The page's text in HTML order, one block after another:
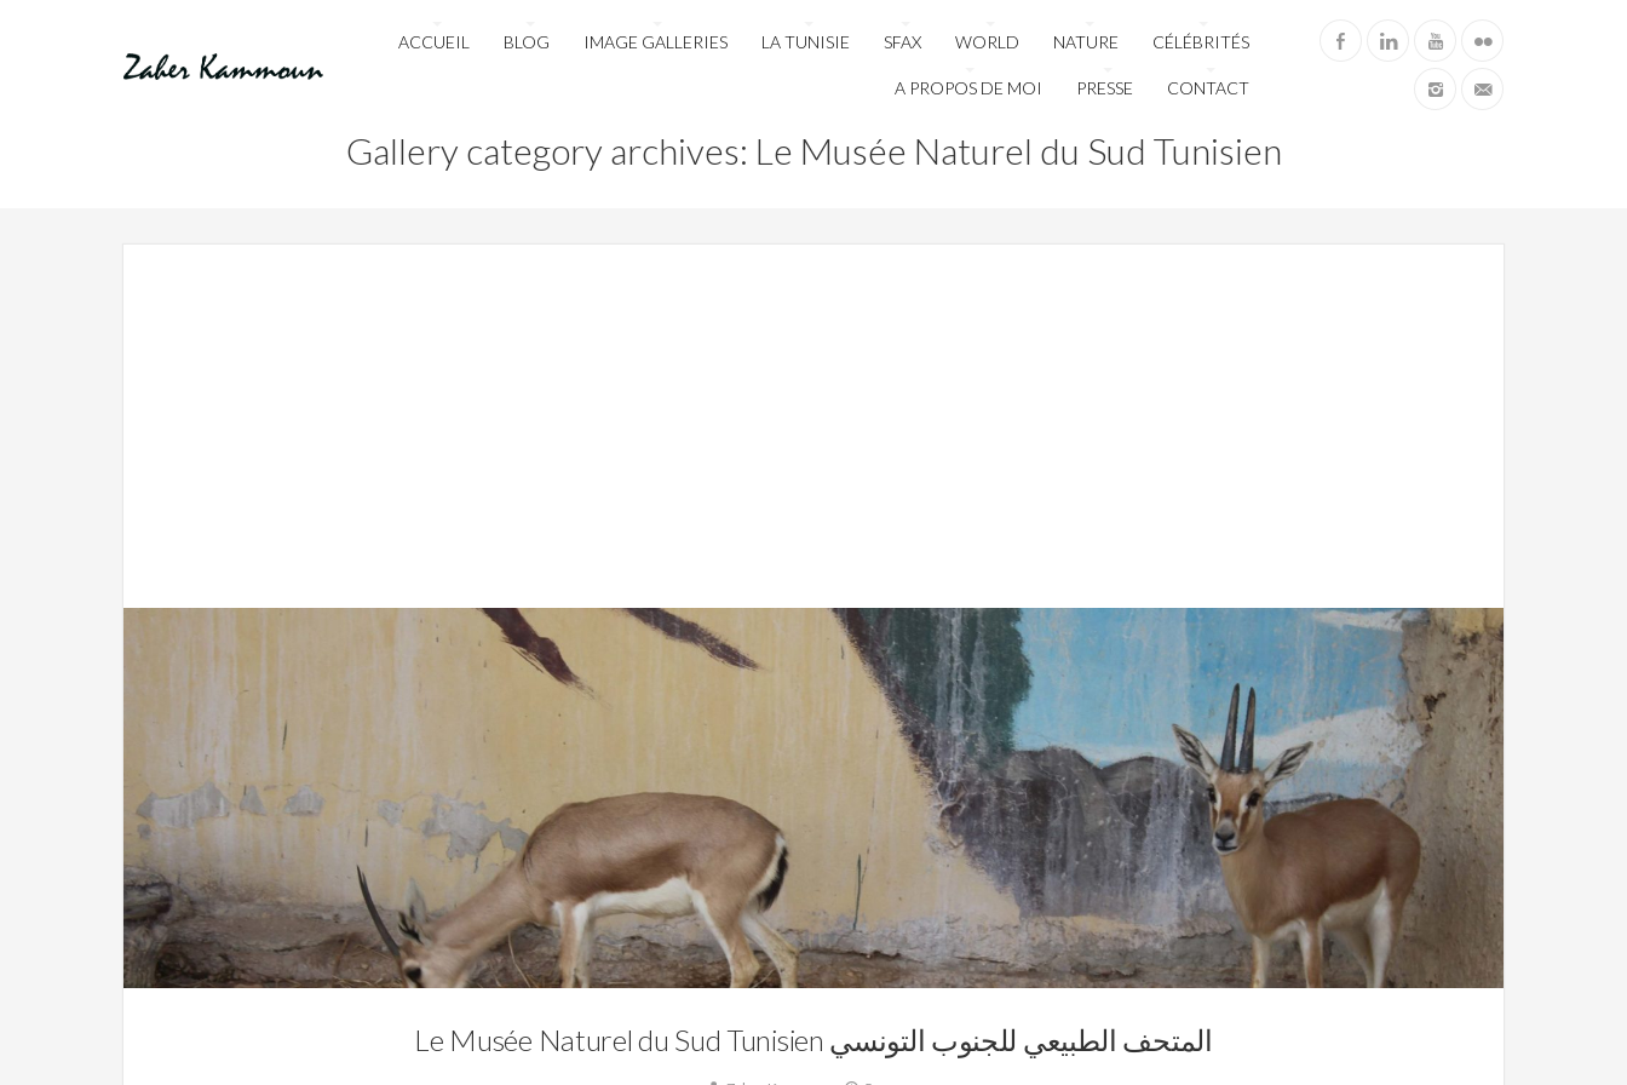
ACCUEIL BLOG IMAGE GALLERIES LA TUNISIE SFAX WORLD NATURE CÉLÉBRITÉS
A PROPOS DE MOI PRESSE CONTACT
Gallery category archives: Le Musée Naturel du Sud Tunisien
La Tunisie, Le Musée Naturel du Sud Tunisien
Le Musée Naturel du Sud Tunisien المتحف الطبيعي للجنوب التونسي